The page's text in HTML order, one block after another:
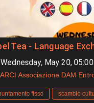
Tea - Language
Wednesday, May 20,
ARCI Associazione DAM
fisso scambio